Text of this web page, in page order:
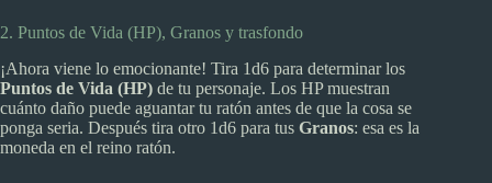
2. Puntos de Vida (HP), Granos y trasfondo
¡Ahora viene lo emocionante! Tira 1d6 para determinar los
Puntos de Vida (HP) de tu personaje. Los HP muestran
cuánto daño puede aguantar tu ratón antes de que la cosa se
ponga seria. Después tira otro 1d6 para tus Granos: esa es la
moneda en el reino ratón.